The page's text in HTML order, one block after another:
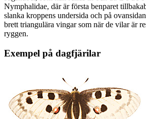
Nymphalidae, där är första benparet
slanka kroppens undersida och på
brett triangulära vingar som när de vilar är
ryggen.
Exempel på dagfjärilar